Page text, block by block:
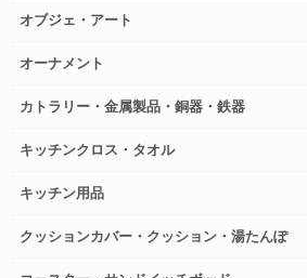
オブジェ・アート
オーナメント
カトラリー・金属製品・銅器・鉄器
キッチンクロス・タオル
キッチン用品
クッションカバー・クッション・湯たんぽ